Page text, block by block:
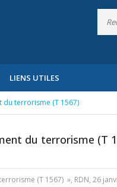
LIENS UTILES
du terrorisme (T 1567)
du terrorisme (T
(T 1567) », RDN, 26